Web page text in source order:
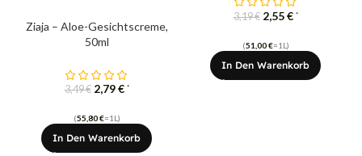
Ziaja – Aloe-Gesichtscreme,
50ml
3,49€ 2,79€ *
(55,80€=1L)
In Den Warenkorb
3,19€ 2,55€ *
(51,00€=1L)
In Den Warenkorb